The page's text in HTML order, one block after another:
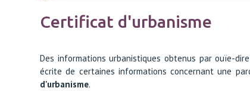
eID
Certificat d'urbanisme
Des informations urbanistiques obtenus par ouïe-
écrite de certaines informations concernant une
d'urbanisme.